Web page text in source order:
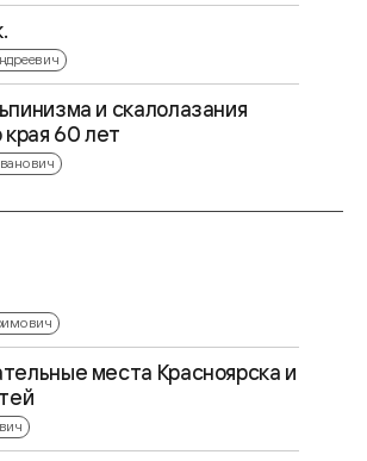
и скалолазания
края 60 лет
места Красноярска и